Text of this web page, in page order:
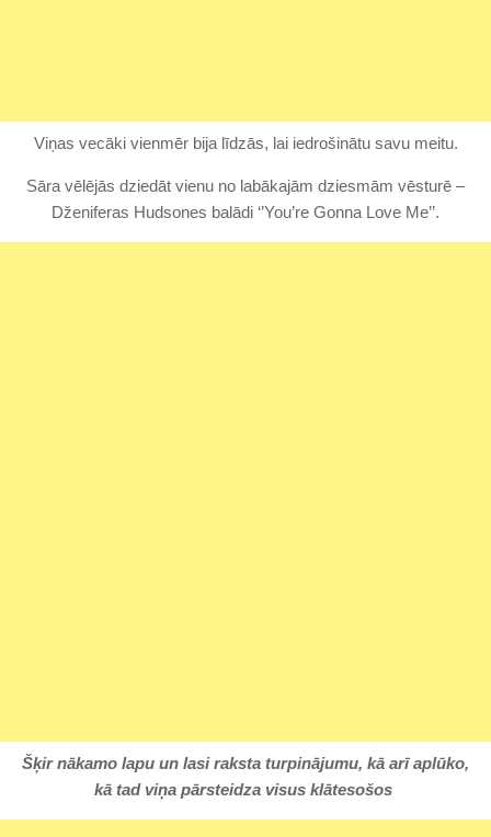
Viņas vecāki vienmēr bija līdzās, lai iedrošinātu savu meitu.
Sāra vēlējās dziedāt vienu no labākajām dziesmām vēsturē –
Dženiferas Hudsones balādi ‘’You’re Gonna Love Me’’.
Šķir nākamo lapu un lasi raksta turpinājumu, kā arī aplūko,
kā tad viņa pārsteidza visus klātesošos